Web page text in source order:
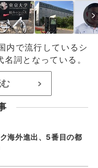
内で流行しているシ
詞となっている。
>
海外進出、5番目の都